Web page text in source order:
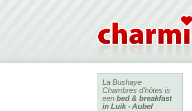
La Bushaye
Chambres d'hôtes is
een bed & breakfast
in Luik - Aubel